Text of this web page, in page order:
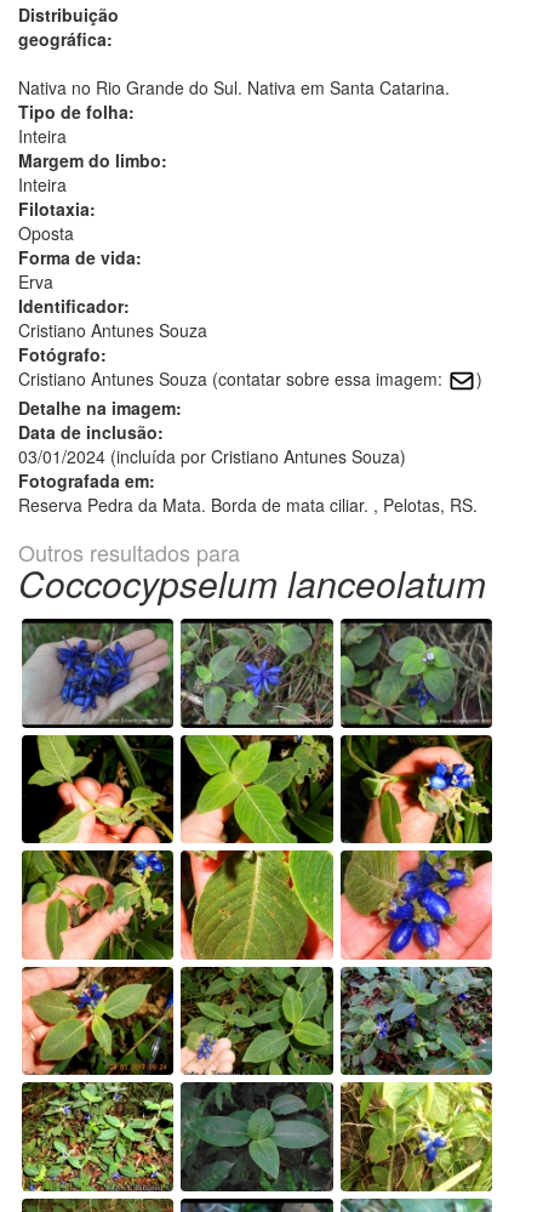
Distribuição
geográfica:
Nativa no Rio Grande do Sul. Nativa em Santa Catarina.
Tipo de folha:
Inteira
Margem do limbo:
Inteira
Filotaxia:
Oposta
Forma de vida:
Erva
Identificador:
Cristiano Antunes Souza
Fotógrafo:
Cristiano Antunes Souza (contatar sobre essa imagem:
)
Detalhe na imagem:
Data de inclusão:
03/01/2024 (incluída por Cristiano Antunes Souza)
Fotografada em:
Reserva Pedra da Mata. Borda de mata ciliar. , Pelotas, RS.
Outros resultados para
Coccocypselum lanceolatum